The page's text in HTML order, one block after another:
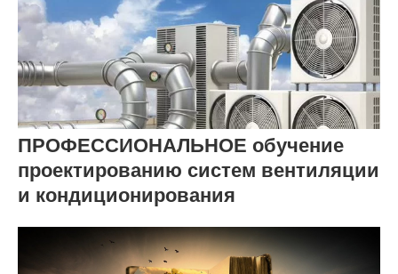
ПРОФЕССИОНАЛЬНОЕ обучение
проектированию систем вентиляции
и кондиционирования